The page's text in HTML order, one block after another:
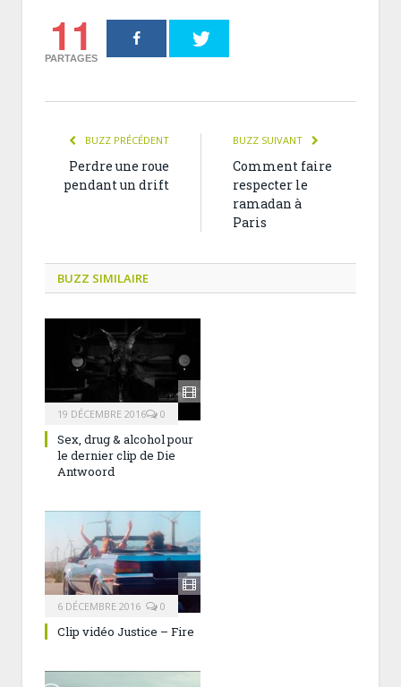
11
PARTAGES
BUZZ PRÉCÉDENT
Perdre une roue
pendant un drift
BUZZ SUIVANT
Comment faire
respecter le
ramadan à
Paris
BUZZ SIMILAIRE
19 DÉCEMBRE 2016 0
Sex, drug & alcohol pour
le dernier clip de Die
Antwoord
6 DÉCEMBRE 2016 0
Clip vidéo Justice – Fire